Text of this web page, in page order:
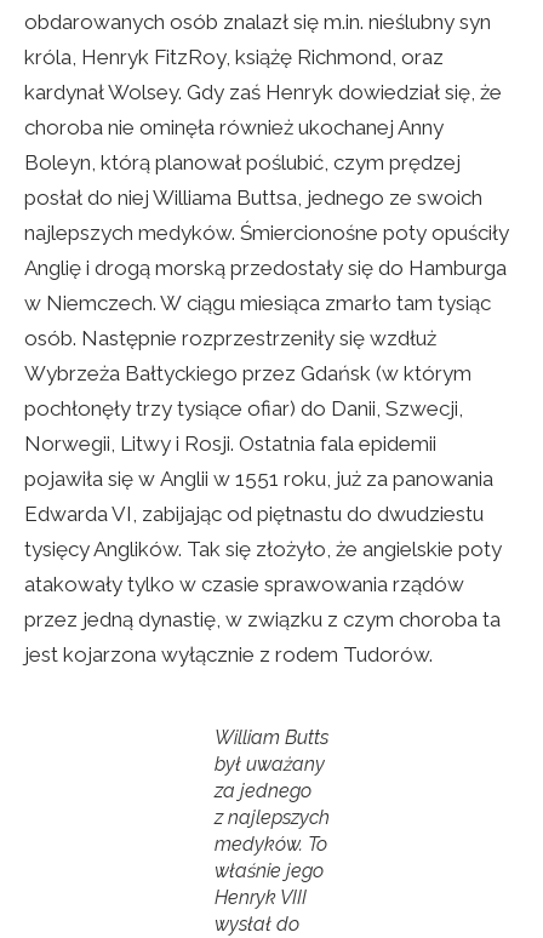
obdarowanych osób znalazł się m.in. nieślubny syn
króla, Henryk FitzRoy, książę Richmond, oraz
kardynał Wolsey. Gdy zaś Henryk dowiedział się, że
choroba nie ominęła również ukochanej Anny
Boleyn, którą planował poślubić, czym prędzej
posłał do niej Williama Buttsa, jednego ze swoich
najlepszych medyków. Śmiercionośne poty opuściły
Anglię i drogą morską przedostały się do Hamburga
w Niemczech. W ciągu miesiąca zmarło tam tysiąc
osób. Następnie rozprzestrzeniły się wzdłuż
Wybrzeża Bałtyckiego przez Gdańsk (w którym
pochłonęły trzy tysiące ofiar) do Danii, Szwecji,
Norwegii, Litwy i Rosji. Ostatnia fala epidemii
pojawiła się w Anglii w 1551 roku, już za panowania
Edwarda VI, zabijając od piętnastu do dwudziestu
tysięcy Anglików. Tak się złożyło, że angielskie poty
atakowały tylko w czasie sprawowania rządów
przez jedną dynastię, w związku z czym choroba ta
jest kojarzona wyłącznie z rodem Tudorów.
William Butts
był uważany
za jednego
z najlepszych
medyków. To
właśnie jego
Henryk VIII
wysłał do